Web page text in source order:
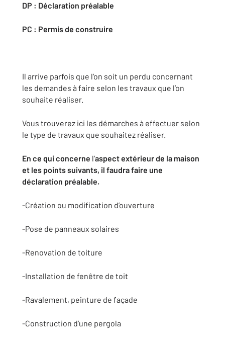
DP : Déclaration préalable
PC : Permis de construire
Il arrive parfois que l’on soit un perdu concernant
les demandes à faire selon les travaux que l’on
souhaite réaliser.
Vous trouverez ici les démarches à effectuer selon
le type de travaux que souhaitez réaliser.
En ce qui concerne l’aspect extérieur de la maison
et les points suivants, il faudra faire une
déclaration préalable.
-Création ou modification d’ouverture
-Pose de panneaux solaires
-Renovation de toiture
-Installation de fenêtre de toit
-Ravalement, peinture de façade
-Construction d’une pergola